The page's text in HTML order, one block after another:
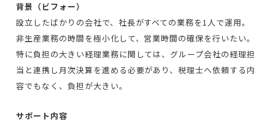
背景（ビフォー）
設立したばかりの会社で、社長がすべての業務を1人で運用。
非生産業務の時間を極小化して、営業時間の確保を行いたい。
特に負担の大きい経理業務に関しては、グループ会社の経理担
当と連携し月次決算を進める必要があり、税理士へ依頼する内
容でもなく、負担が大きい。
サポート内容